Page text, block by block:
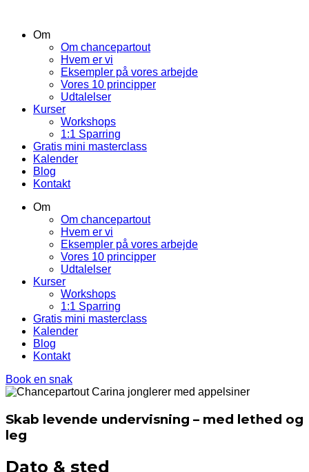
Om
Om chancepartout
Hvem er vi
Eksempler på vores arbejde
Vores 10 principper
Udtalelser
Kurser
Workshops
1:1 Sparring
Gratis mini masterclass
Kalender
Blog
Kontakt
Om
Om chancepartout
Hvem er vi
Eksempler på vores arbejde
Vores 10 principper
Udtalelser
Kurser
Workshops
1:1 Sparring
Gratis mini masterclass
Kalender
Blog
Kontakt
Book en snak
Skab levende undervisning – med lethed og
leg
Dato & sted